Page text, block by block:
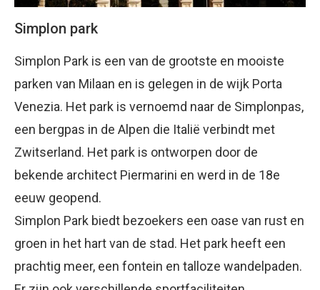
Simplon park
Simplon Park is een van de grootste en mooiste
parken van Milaan en is gelegen in de wijk Porta
Venezia. Het park is vernoemd naar de Simplonpas,
een bergpas in de Alpen die Italië verbindt met
Zwitserland. Het park is ontworpen door de
bekende architect Piermarini en werd in de 18e
eeuw geopend.
Simplon Park biedt bezoekers een oase van rust en
groen in het hart van de stad. Het park heeft een
prachtig meer, een fontein en talloze wandelpaden.